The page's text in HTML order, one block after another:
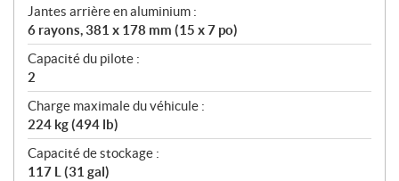
Jantes arrière en aluminium :
6 rayons, 381 x 178 mm (15 x 7 po)
Capacité du pilote :
2
Charge maximale du véhicule :
224 kg (494 lb)
Capacité de stockage :
117 L (31 gal)